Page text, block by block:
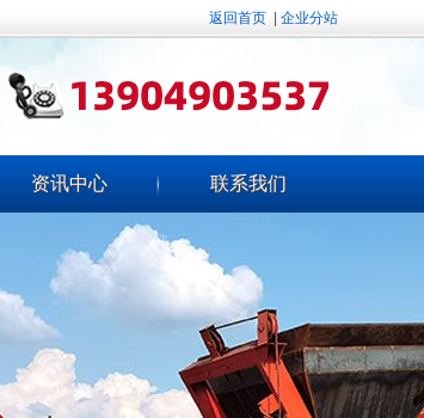
返回首页 企业分站
资讯中心 联系我们